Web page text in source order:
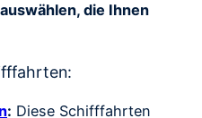
die Ihnen
: Diese Schifffahrten